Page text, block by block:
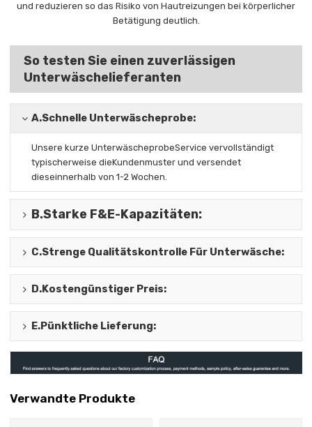
und reduzieren so das Risiko von Hautreizungen bei körperlicher
Betätigung deutlich.
So testen Sie einen zuverlässigen
Unterwäschelieferanten
A.Schnelle Unterwäscheprobe:
Unsere kurze UnterwäscheprobeService vervollständigt
typischerweise dieKundenmuster und versendet
dieseinnerhalb von 1-2 Wochen.
B.Starke F&E-Kapazitäten:
C.Strenge Qualitätskontrolle Für Unterwäsche:
D.Kostengünstiger Preis:
E.Pünktliche Lieferung:
Verwandte Produkte